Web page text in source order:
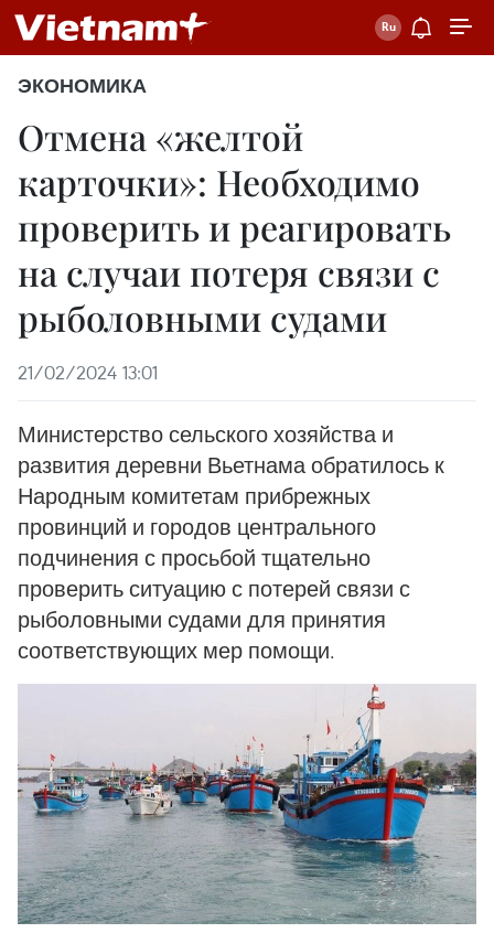
ЭКОНОМИКА
Отмена «желтой
карточки»: Необходимо
проверить и реагировать
на случаи потеря связи с
рыболовными судами
21/02/2024 13:01
Министерство сельского хозяйства и
развития деревни Вьетнама обратилось к
Народным комитетам прибрежных
провинций и городов центрального
подчинения с просьбой тщательно
проверить ситуацию с потерей связи с
рыболовными судами для принятия
соответствующих мер помощи.